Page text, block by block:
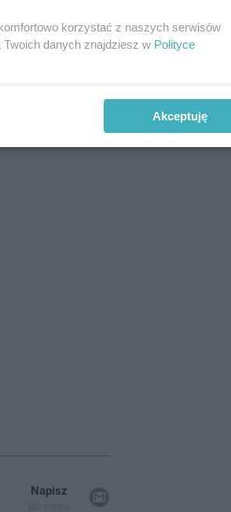
Napisz
korzystać z naszych serwisów
danych znajdziesz w Polityce
Akceptuję